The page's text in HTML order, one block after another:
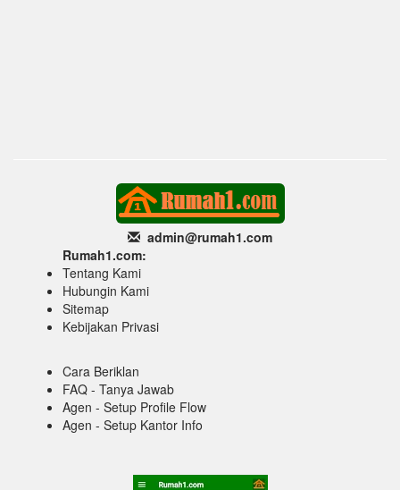
admin@rumah1.com
Rumah1.com:
Tentang Kami
Hubungin Kami
Sitemap
Kebijakan Privasi
Cara Beriklan
FAQ - Tanya Jawab
Agen - Setup Profile Flow
Agen - Setup Kantor Info